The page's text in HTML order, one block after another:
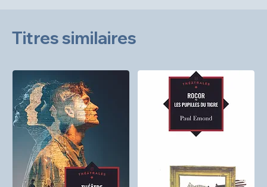
Titres similaires